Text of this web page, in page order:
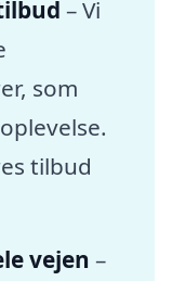
– Vi
som
tilbud
vejen –